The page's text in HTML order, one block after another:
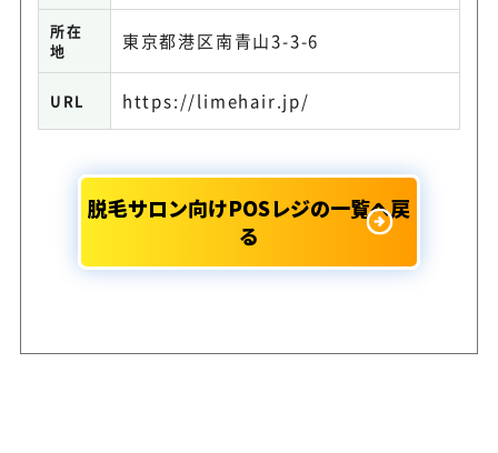
所在
地
東京都港区南青山3-3-6
URL https://limehair.jp/
脱毛サロン向けPOSレジの一覧へ戻
る